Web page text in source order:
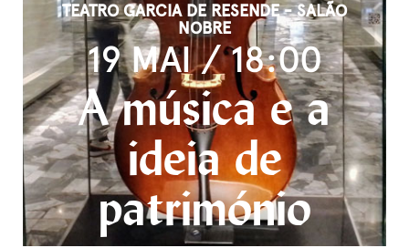
TEATRO GARCIA DE RESENDE - SALÃO
NOBRE
19 MAI / 18:00
A música e a
ideia de
património